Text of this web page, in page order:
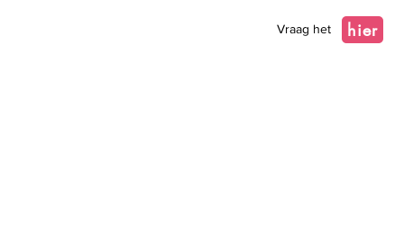
Vraag het hier